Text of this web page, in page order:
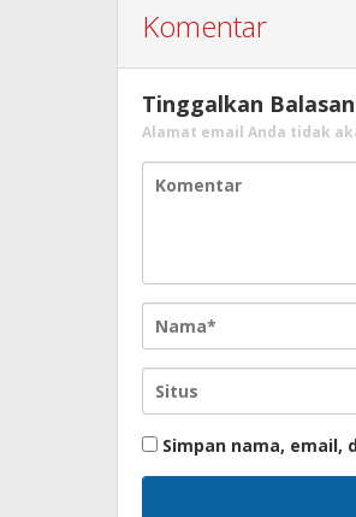
Komentar
Tinggalkan Balasan
Alamat email Anda tidak
Simpan nama,